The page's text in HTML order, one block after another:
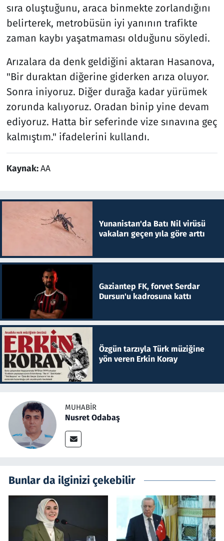
sıra oluştuğunu, araca binmekte zorlandığını
belirterek, metrobüsün iyi yanının trafikte
zaman kaybı yaşatmaması olduğunu söyledi.
Arızalara da denk geldiğini aktaran Hasanova,
"Bir duraktan diğerine giderken arıza oluyor.
Sonra iniyoruz. Diğer durağa kadar yürümek
zorunda kalıyoruz. Oradan binip yine devam
ediyoruz. Hatta bir seferinde vize sınavına geç
kalmıştım." ifadelerini kullandı.
Kaynak:AA
Yunanistan'da Batı Nil virüsü
vakaları geçen yıla göre arttı
Gaziantep FK, forvet Serdar
Dursun'u kadrosuna kattı
Özgün tarzıyla Türk müziğine
yön veren Erkin Koray
MUHABIR
Nusret Odabaş
Bunlar da ilginizi çekebilir